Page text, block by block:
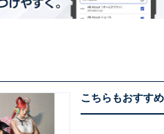
こちらもおすすめ